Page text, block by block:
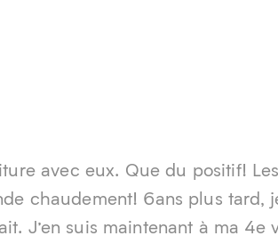
avec eux. Que du positif!
chaudement! 6ans plus tard,
J’en suis maintenant à ma